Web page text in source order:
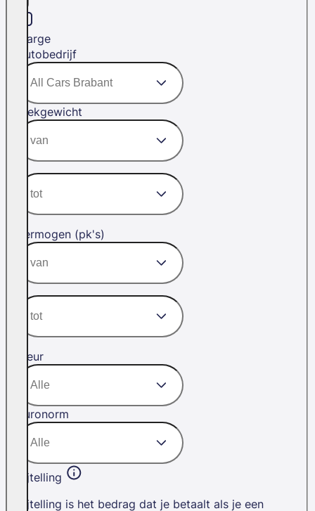
Marge
Autobedrijf
Trekgewicht
Vermogen (pk's)
Kleur
Euronorm
Bijtelling
Bijtelling is het bedrag dat je betaalt als je een